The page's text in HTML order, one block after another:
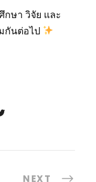
กษา วิจัย และ
กันต่อไป
NEXT